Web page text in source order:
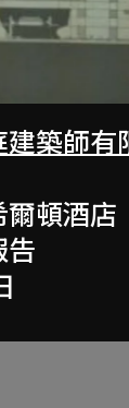
築師有
爾頓酒店
告